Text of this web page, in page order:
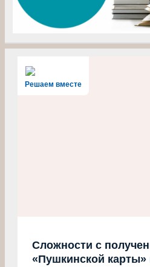
Решаем вместе
Сложности с
«Пушкинской карты»